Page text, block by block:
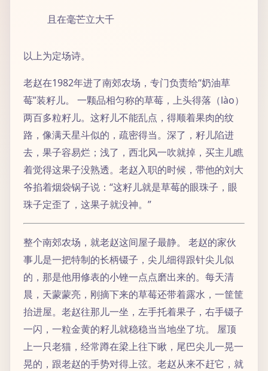
且在毫芒立大千
以上为定场诗。
老赵在1982年进了南郊农场，专门负责给“奶油草
莓”装籽儿。 一颗品相匀称的草莓，上头得落（lào）
两百多粒籽儿。这籽儿不能乱点，得顺着果肉的纹
路，像满天星斗似的，疏密得当。深了，籽儿陷进
去，果子容易烂；浅了，西北风一吹就掉，买主儿瞧
着觉得这果子没熟透。老赵入职的时候，带他的刘大
爷掐着烟袋锅子说：“这籽儿就是草莓的眼珠子，眼
珠子定歪了，这果子就没神。”
整个南郊农场，就老赵这间屋子最静。 老赵的家伙
事儿是一把特制的长柄镊子，尖儿细得跟针尖儿似
的，那是他用修表的小锉一点点磨出来的。每天清
晨，天蒙蒙亮，刚摘下来的草莓还带着露水，一筐筐
抬进屋。老赵往那儿一坐，左手托着果子，右手镊子
一闪，一粒金黄的籽儿就稳稳当当地坐了坑。 屋顶
上一只老猫，经常蹲在梁上往下瞅，尾巴尖儿一晃一
晃的，跟老赵的手势对得上弦。老赵从来不赶它，就